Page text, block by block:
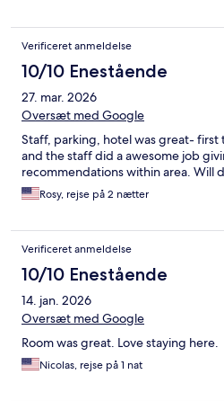
Verificeret anmeldelse
10/10 Enestående
27. mar. 2026
Oversæt med Google
Staff, parking, hotel was great- first
and the staff did a awesome job
recommendations within area. Will
Rosy, rejse på 2 nætter
Verificeret anmeldelse
10/10 Enestående
14. jan. 2026
Oversæt med Google
Room was great. Love staying here.
Nicolas, rejse på 1 nat